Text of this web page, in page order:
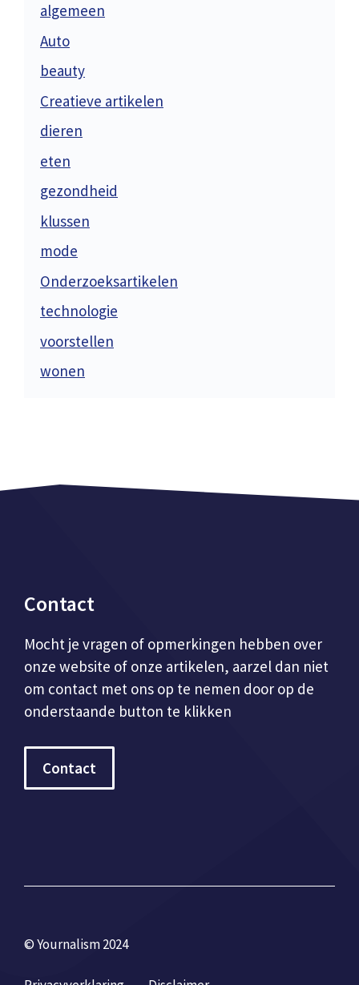
algemeen
Auto
beauty
Creatieve artikelen
dieren
eten
gezondheid
klussen
mode
Onderzoeksartikelen
technologie
voorstellen
wonen
Contact
Mocht je vragen of opmerkingen hebben over
onze website of onze artikelen, aarzel dan niet
om contact met ons op te nemen door op de
onderstaande button te klikken
Contact
© Yournalism 2024